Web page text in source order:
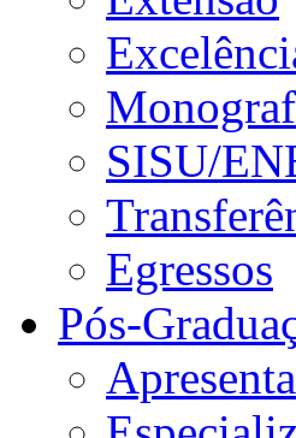
SISU/
Egressos
Pós-